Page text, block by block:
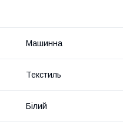
Машинна
Текстиль
Білий